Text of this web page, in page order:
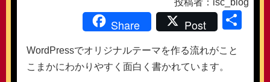
投稿者：isc_blog
Share Post
WordPressでオリジナルテーマを作る流れがこと
こまかにわかりやすく面白く書かれています。